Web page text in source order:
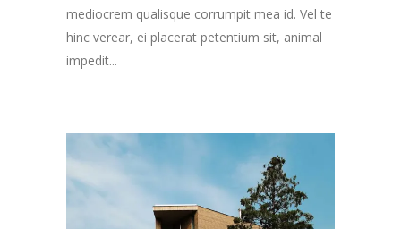
mediocrem qualisque corrumpit mea id. Vel te
hinc verear, ei placerat petentium sit, animal
impedit...